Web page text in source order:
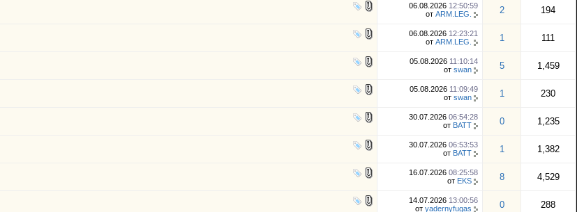
06.08.2026 12:50:59
от ARM.LEG. 2 194
06.08.2026 12:23:21
от ARM.LEG. 1 111
05.08.2026 11:10:14
от swan 5 1,459
05.08.2026 11:09:49
от swan 1 230
30.07.2026 06:54:28
от BATT 0 1,235
30.07.2026 06:53:53
от BATT 1 1,382
16.07.2026 08:25:58
от EKS 8 4,529
14.07.2026 13:00:56
от yadernyfugas 0 288